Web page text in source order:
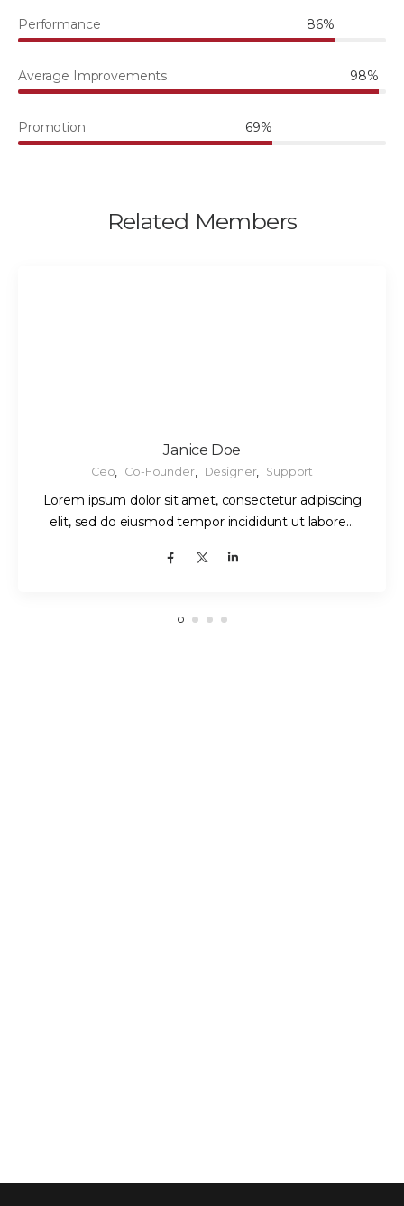
Performance 86%
Average Improvements 98%
Promotion 69%
Related Members
Janice Doe
Ceo Co-Founder, Designer, Support
Lorem ipsum dolor sit amet, consectetur adipiscing
elit, sed do eiusmod tempor incididunt ut labore…